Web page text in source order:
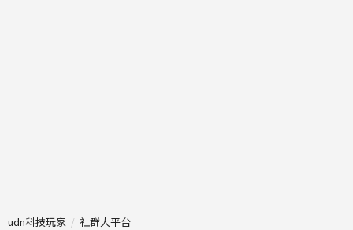
udn科技玩家 社群大平台